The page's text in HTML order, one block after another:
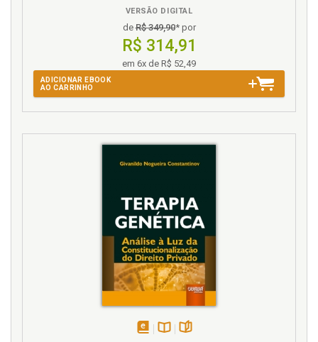
VERSÃO DIGITAL
deR$ 349,90* por
R$ 314,91
em 6x de R$ 52,49
ADICIONAR EBOOK
AO CARRINHO